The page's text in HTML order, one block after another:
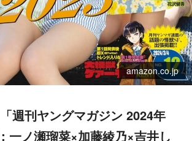
amazon.co.jp
一ノ瀬瑠菜×加藤綾乃×吉井し